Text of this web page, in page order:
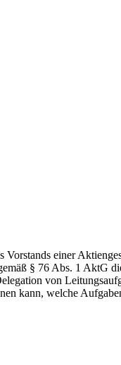
einer
§ 76 Abs. 1
von
kann, welche